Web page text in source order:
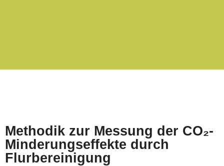
Methodik zur Messung der CO₂-
Minderungseffekte durch
Flurbereinigung